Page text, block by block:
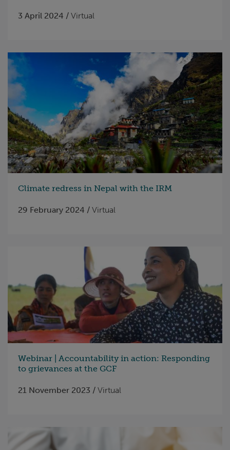
3 April 2024 / Virtual
Climate redress in Nepal with the IRM
29 February 2024 / Virtual
Webinar | Accountability in action: Responding
to grievances at the GCF
21 November 2023 / Virtual